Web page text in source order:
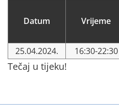
Datum Vrijeme
25.04.2024. 16:30-22:30
Tečaj u tijeku!